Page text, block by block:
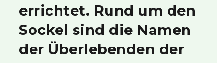
errichtet. Rund um den
Sockel sind die Namen
der Überlebenden der